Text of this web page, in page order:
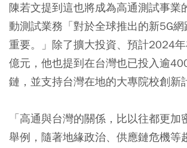
陳若文提到這也將成為高通測試事業
動測試業務「對於全球推出的新5G
重要。」除了擴大投資、預計2024
億元，他也提到在台灣也已投入逾
鏈，並支持台灣在地的大專院校創新
「高通與台灣的關係，比以往都更加
舉例，隨著地緣政治、供應鏈危機等